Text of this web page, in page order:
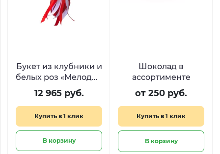
Букет из клубники и
белых роз «Мелодия
вкуса»
12 965 руб.
Купить в 1 клик
В корзину
Шоколад в
ассортименте
от 250 руб.
Купить в 1 клик
В корзину